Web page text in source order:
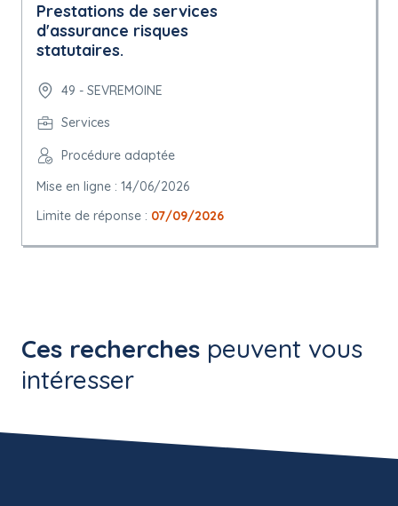
Prestations de services
d'assurance risques
statutaires.
49 - SEVREMOINE
Services
Procédure adaptée
Mise en ligne : 14/06/2026
Limite de réponse : 07/09/2026
Ces recherches peuvent vous
intéresser